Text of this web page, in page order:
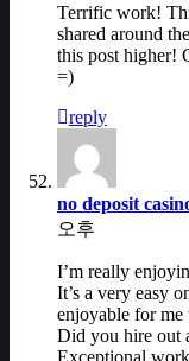
Terrific work!
shared around
this post higher!
=)
reply
no deposit
오후
I’m really
It’s a very easy
enjoyable for me
Did you hire out
Exceptional